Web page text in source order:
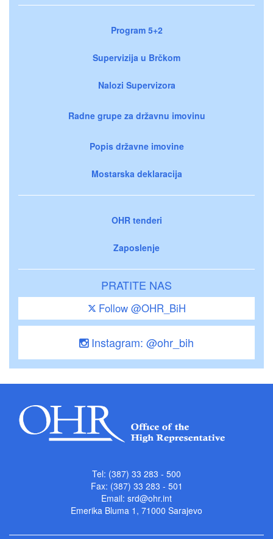
Program 5+2
Supervizija u Brčkom
Nalozi Supervizora
Radne grupe za državnu imovinu
Popis državne imovine
Mostarska deklaracija
OHR tenderi
Zaposlenje
PRATITE NAS
Follow @OHR_BiH
Instagram: @ohr_bih
Tel: (387) 33 283 - 500
Fax: (387) 33 283 - 501
Email: srd@ohr.int
Emerika Bluma 1, 71000 Sarajevo